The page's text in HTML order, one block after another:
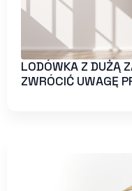
LODÓWKA Z DUŻĄ
ZWRÓCIĆ UWAGĘ